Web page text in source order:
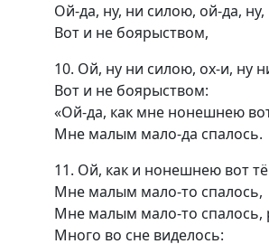
Ой-да, ну, ни силою, ой-да,
Вот и не боярыством,
10. Ой, ну ни силою, ох-и, ну
Вот и не боярыством:
«Ой-да, как мне нонешнею
Мне малым мало-да спалось.
11. Ой, как и нонешнею вот
Мне малым мало-то спалось,
Мне малым мало-то спалось,
Много во сне виделось: